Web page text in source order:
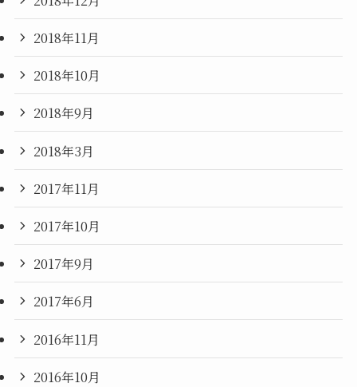
2018年11月
2018年10月
2018年9月
2018年3月
2017年11月
2017年10月
2017年9月
2017年6月
2016年11月
2016年10月